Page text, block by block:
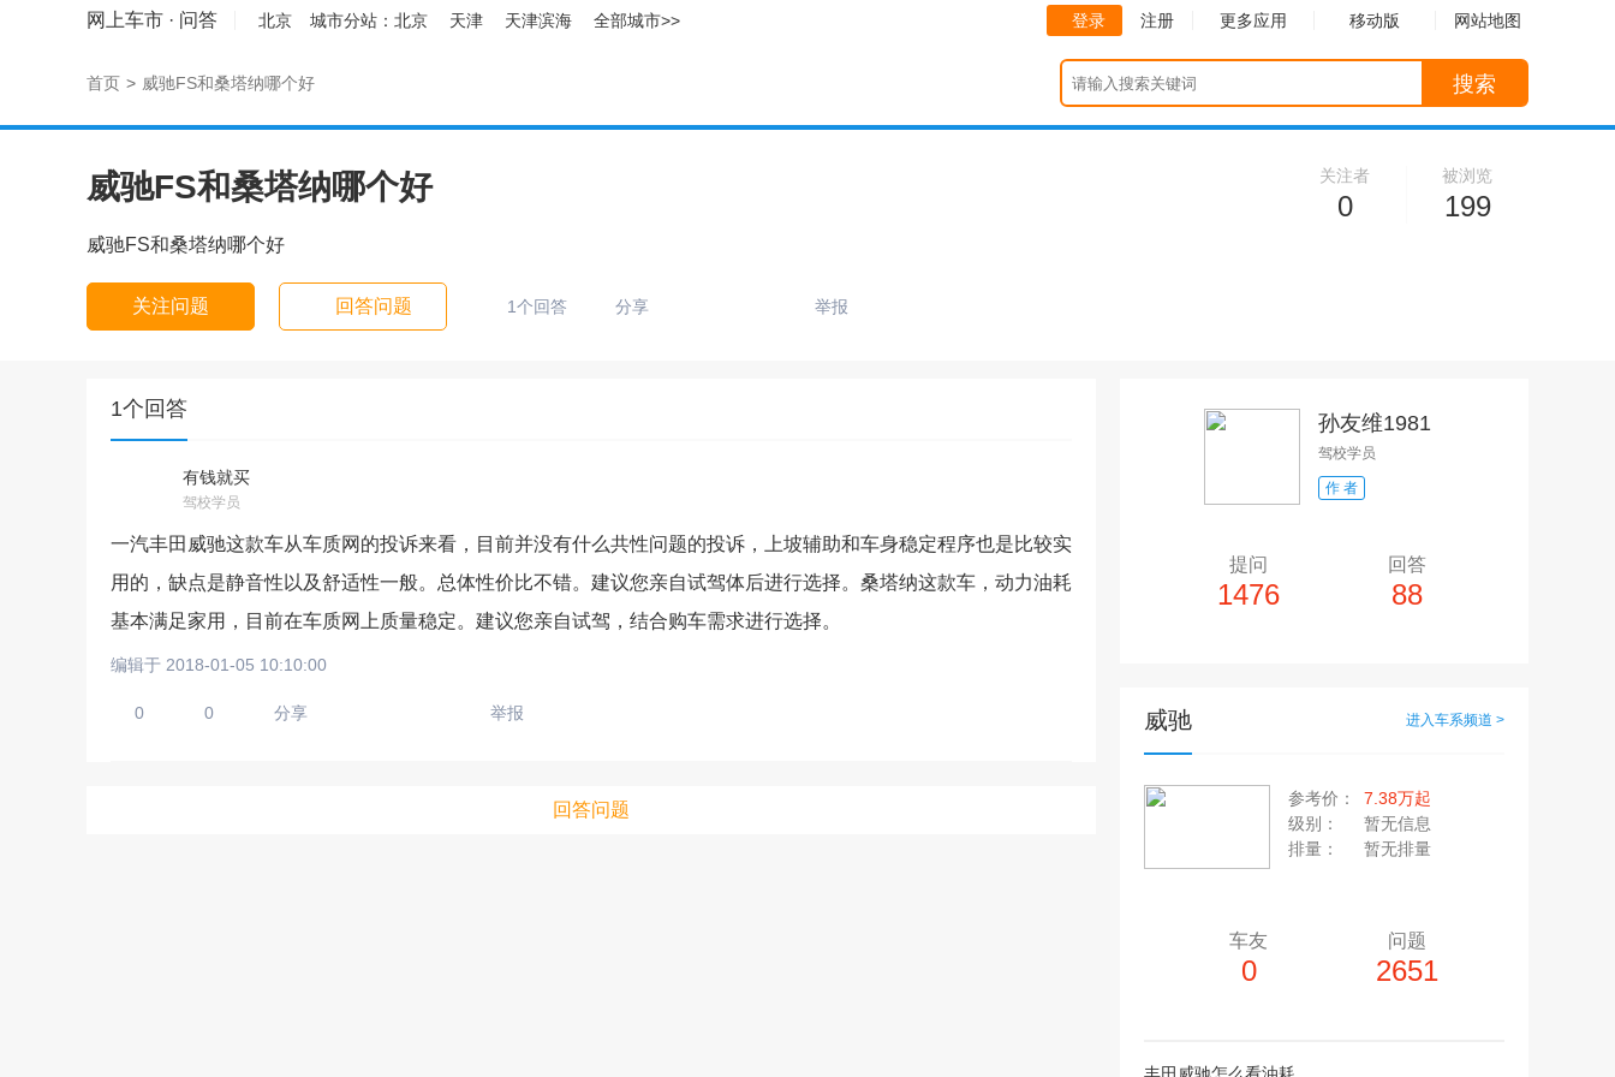
网上车市 · 问答 北京 城市分站： 北京 天津 天津滨海 全部城市>> 登录 注册 更多应用 移动版 网站地图
首页 > 威驰FS和桑塔纳哪个好 搜索
威驰FS和桑塔纳哪个好
威驰FS和桑塔纳哪个好
关注问题 回答问题 1个回答 分享 举报
被浏览
199
关注者
0
1个回答
有钱就买
驾校学员
一汽丰田威驰这款车从车质网的投诉来看，目前并没有什么共性问题的投诉，上坡辅助和车身稳定程序也是比较实
用的，缺点是静音性以及舒适性一般。总体性价比不错。建议您亲自试驾体后进行选择。桑塔纳这款车，动力油耗
基本满足家用，目前在车质网上质量稳定。建议您亲自试驾，结合购车需求进行选择。
编辑于 2018-01-05 10:10:00
0 0 分享 举报
回答问题
孙友维1981
驾校学员
作 者
提问
1476
回答
88
威驰 进入车系频道 >
参考价：
7.38万起
级别：
暂无信息
排量：
暂无排量
车友
0
问题
2651
上传视频最多10个，单个视频小于200M